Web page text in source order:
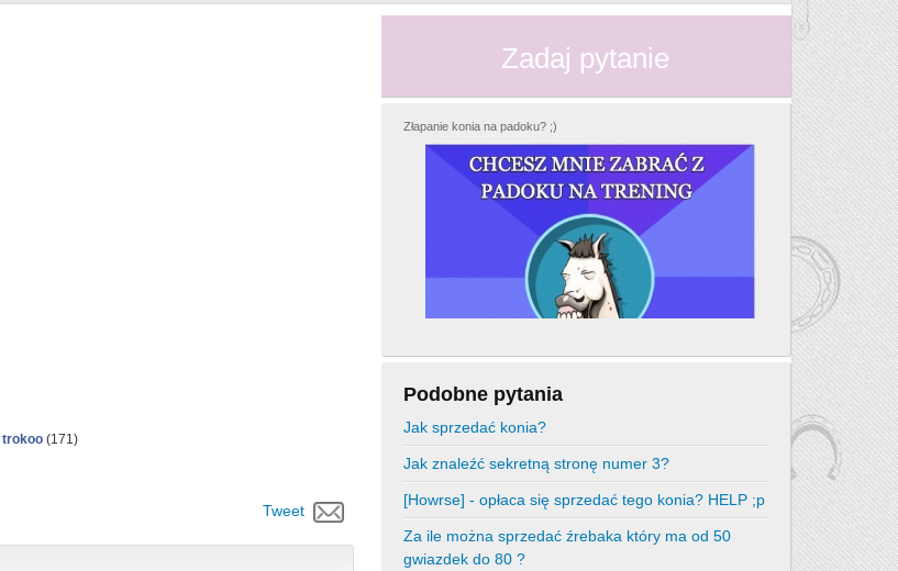
trokoo (171)
Tweet
Zadaj pytanie
Złapanie konia na padoku? ;)
Podobne pytania
Jak sprzedać konia?
Jak znaleźć sekretną stronę numer 3?
[Howrse] - opłaca się sprzedać tego konia? HELP ;p
Za ile można sprzedać źrebaka który ma od 50
gwiazdek do 80 ?